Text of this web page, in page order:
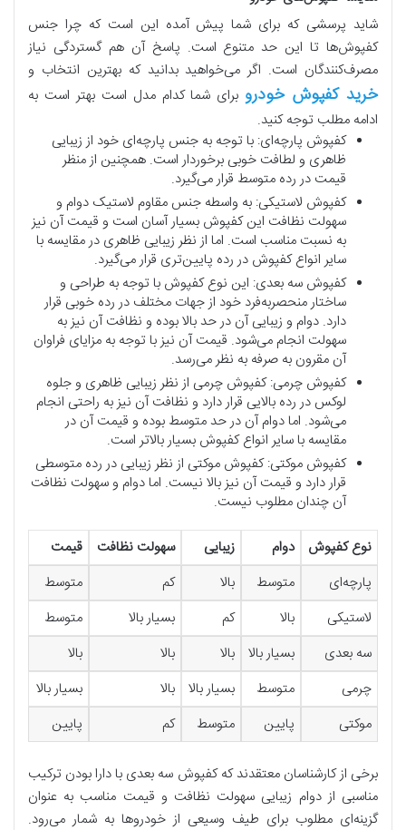
شاید پرسشی که برای شما پیش آمده این است که چرا جنس
کفپوش‌ها تا این حد متنوع است. پاسخ آن هم گستردگی نیاز
مصرف‌کنندگان است. اگر می‌خواهید بدانید که بهترین انتخاب و
خریدکفپوش خودروبرای شما کدام مدل است بهتر است به
ادامه مطلب توجه کنید.
کفپوش پارچه‌ای: با توجه به جنس پارچه‌ای خود از زیبایی
ظاهری و لطافت خوبی برخوردار است. همچنین از منظر
قیمت در رده متوسط قرار می‌گیرد.
کفپوش لاستیکی: به واسطه جنس مقاوم لاستیک دوام و
سهولت نظافت این کفپوش بسیار آسان است و قیمت آن نیز
به نسبت مناسب است. اما از نظر زیبایی ظاهری در مقایسه با
سایر انواع کفپوش در رده پایین‌تری قرار می‌گیرد.
کفپوش سه بعدی: این نوع کفپوش با توجه به طراحی و
ساختار منحصربه‌فرد خود از جهات مختلف در رده خوبی قرار
دارد. دوام و زیبایی آن در حد بالا بوده و نظافت آن نیز به
سهولت انجام می‌شود. قیمت آن نیز با توجه به مزایای فراوان
آن مقرون به صرفه به نظر می‌رسد.
کفپوش چرمی: کفپوش چرمی از نظر زیبایی ظاهری و جلوه
لوکس در رده بالایی قرار دارد و نظافت آن نیز به راحتی انجام
می‌شود. اما دوام آن در حد متوسط بوده و قیمت آن در
مقایسه با سایر انواع کفپوش بسیار بالاتر است.
کفپوش موکتی: کفپوش موکتی از نظر زیبایی در رده متوسطی
قرار دارد و قیمت آن نیز بالا نیست. اما دوام و سهولت نظافت
آن چندان مطلوب نیست.
نوع کفپوش
دوام زیبایی سهولت نظافت
قیمت
پارچه‌ای
متوسط بالا کم
متوسط
لاستیکی
بالا کم بسیار بالا
متوسط
سه بعدی
بسیار بالا بالا بالا
بالا
چرمی
متوسط بسیار بالا بالا
بسیار بالا
موکتی
پایین متوسط کم پایین
برخی از کارشناسان معتقدند که کفپوش سه بعدی با دارا بودن ترکیب
مناسبی از دوام زیبایی سهولت نظافت و قیمت مناسب به عنوان
گزینه‌ای مطلوب برای طیف وسیعی از خودروها به شمار می‌رود.